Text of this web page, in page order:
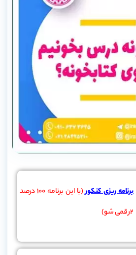
برنامه ریزی کنکور
(با این برنامه 100 درصد
2رقمی شو)